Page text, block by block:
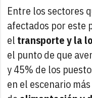
Entre los sectores
afectados por este
el transporte y la
el punto de que
y 45% de los
en el escenario